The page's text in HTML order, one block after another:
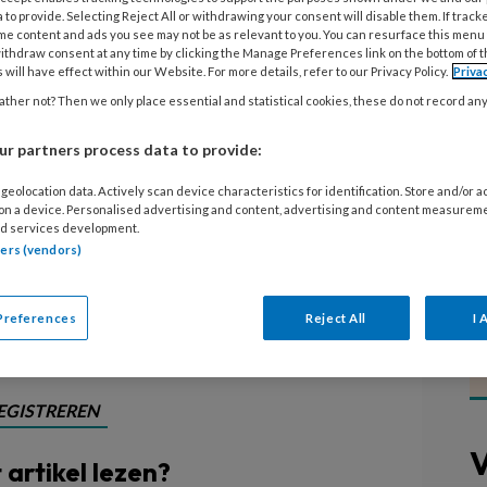
is zo ongekend groot,
Werkende Ouders (SVWO) de
zij de campagne:
in de kinderopvang zijn
lonen zijn te laag en de werkdruk
van FNV.
lezen?
to provide. Selecting Reject All or withdrawing your consent will disable them. If
content and ads you see may not be as relevant to you. You can resurface this
consent at any time by clicking the Manage Preferences link on the bottom of
will have effect within our Website. For more details, refer to our Privacy Policy.
not? Then we only place essential and statistical cookies, these do not record
partners process data to provide:
data. Actively scan device characteristics for identification. Store and/or
a device. Personalised advertising and content, advertising and content
services development.
(vendors)
Reject All I